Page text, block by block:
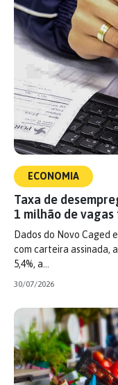
ECONOMIA
Taxa de
1 milhão de
Dados do Novo Caged
com carteira assinada,
5,4%, a…
30/07/2026